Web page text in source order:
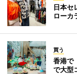
日本セ
ローカ
買う
香港で
で大型